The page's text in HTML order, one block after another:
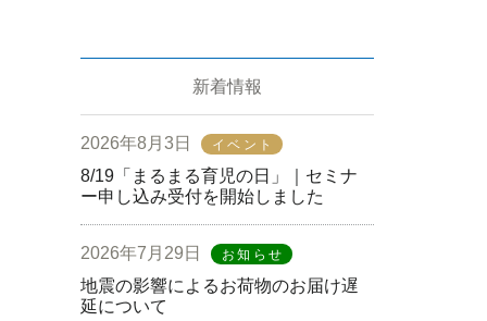
新着情報
2026年8月3日 イベント
8/19「まるまる育児の日」｜セミナ
ー申し込み受付を開始しました
2026年7月29日 お知らせ
地震の影響によるお荷物のお届け遅
延について